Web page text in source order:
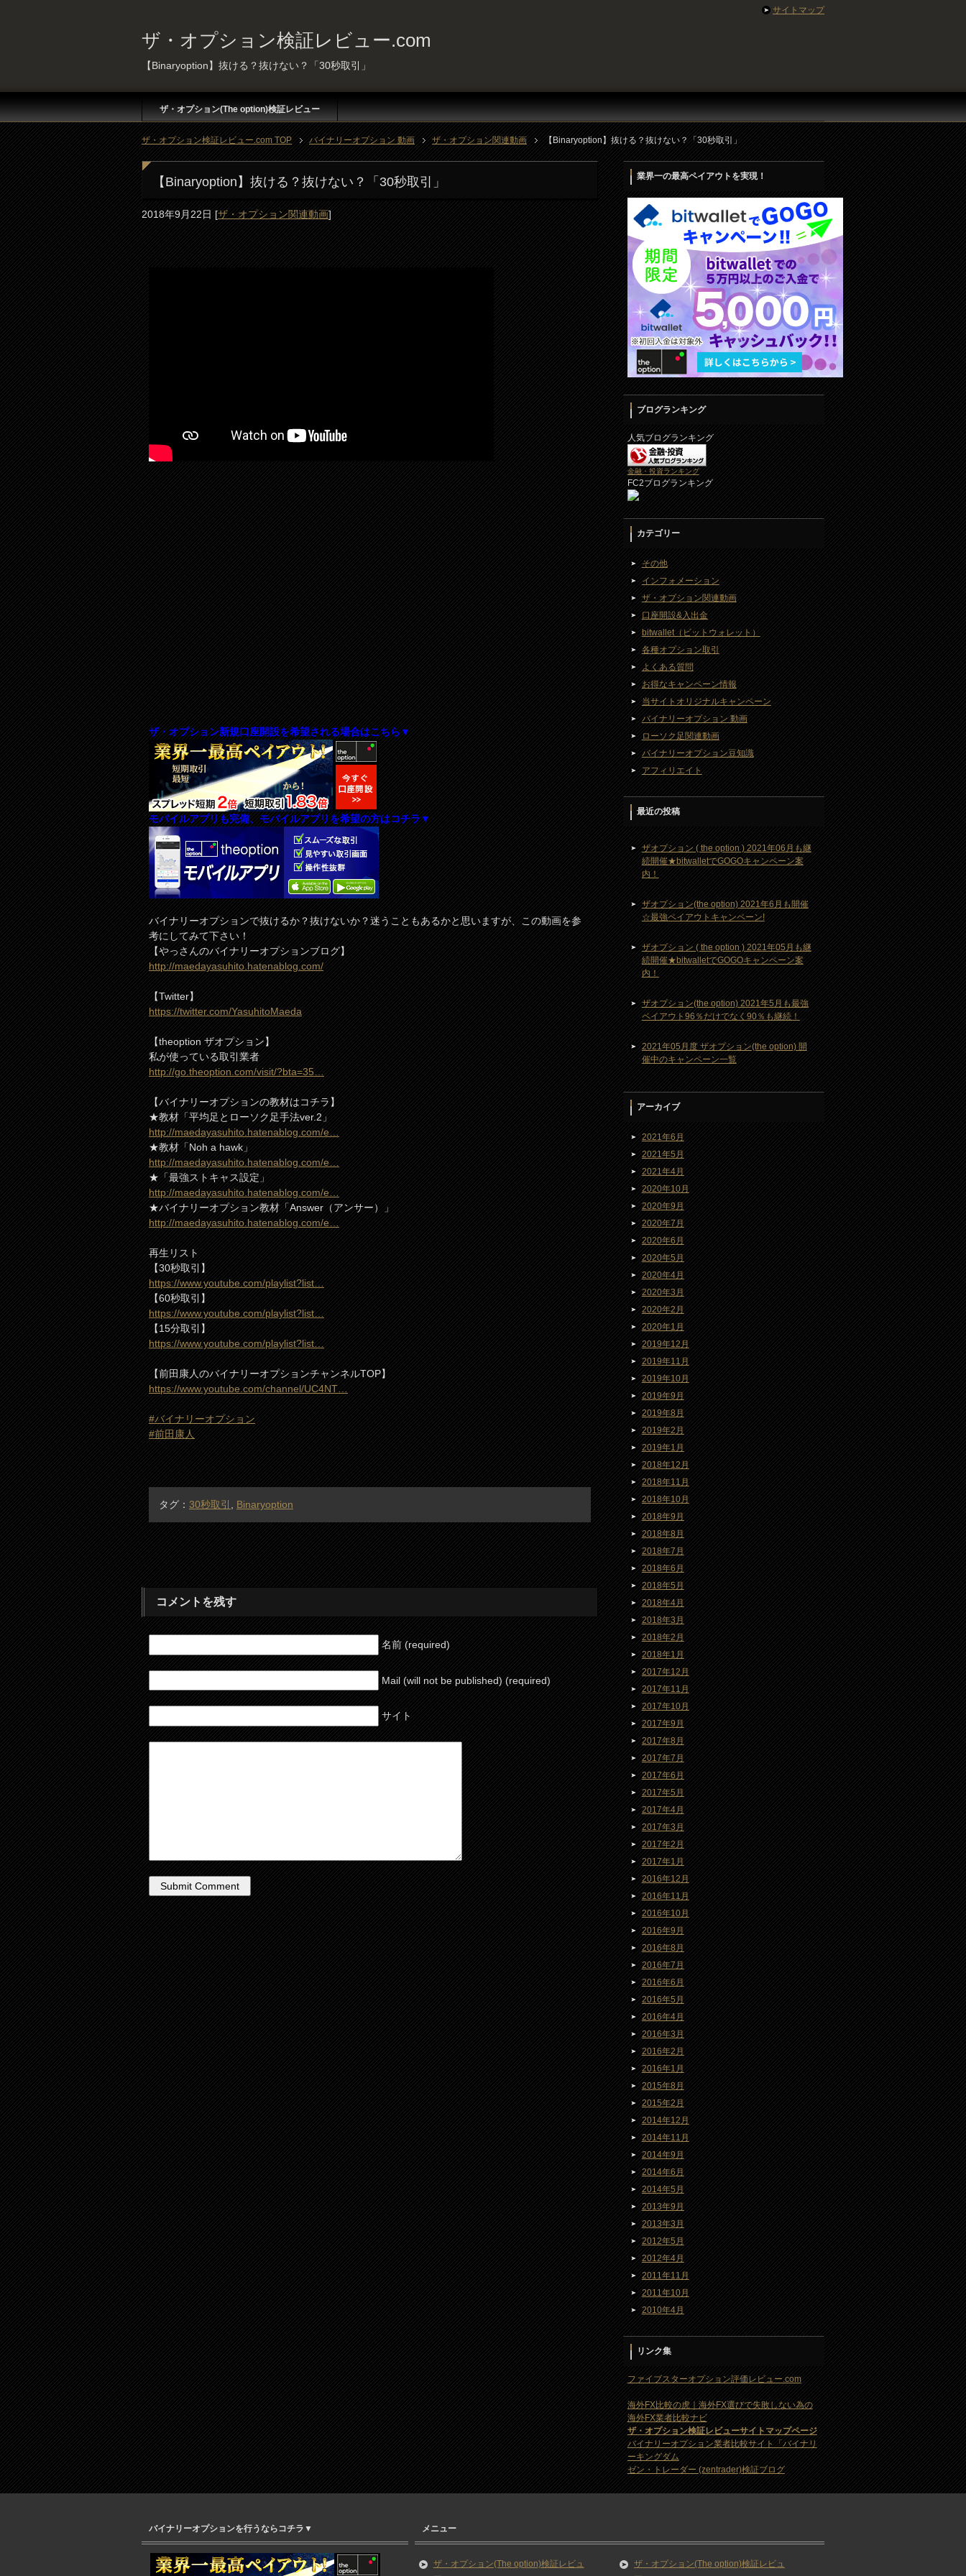
ザ・オプション検証レビュー.com
【Binaryoption】抜ける？抜けない？「30秒取引」
ザ・オプション(The option)検証レビュー
ザ・オプション検証レビュー.com TOP バイナリーオプション 動画 ザ・オプション関連動画 【Binaryoption】抜ける？抜けない？「30秒取引」
【Binaryoption】抜ける？抜けない？「30秒取引」
2018年9月22日[ザ・オプション関連動画]
ザ・オプション新規口座開設を希望される場合はこちら▼
モバイルアプリも完備、モバイルアプリを希望の方はコチラ▼
バイナリーオプションで抜けるか？抜けないか？迷うこともあるかと思いますが、この動画を参
考にしてみて下さい！
【やっさんのバイナリーオプションブログ】
http://maedayasuhito.hatenablog.com/
【Twitter】
https://twitter.com/YasuhitoMaeda
【theoption ザオプション】
私が使っている取引業者
http://go.theoption.com/visit/?bta=35…
【バイナリーオプションの教材はコチラ】
★教材「平均足とローソク足手法ver.2」
http://maedayasuhito.hatenablog.com/e…
★教材「Noh a hawk」
http://maedayasuhito.hatenablog.com/e…
★「最強ストキャス設定」
http://maedayasuhito.hatenablog.com/e…
★バイナリーオプション教材「Answer（アンサー）」
http://maedayasuhito.hatenablog.com/e…
再生リスト
【30秒取引】
https://www.youtube.com/playlist?list…
【60秒取引】
https://www.youtube.com/playlist?list…
【15分取引】
https://www.youtube.com/playlist?list…
【前田康人のバイナリーオプションチャンネルTOP】
https://www.youtube.com/channel/UC4NT…
#バイナリーオプション
#前田康人
タグ： 30秒取引 , Binaryoption
コメントを残す
名前 (required)
Mail (will not be published) (required)
サイト
業界一の最高ペイアウトを実現！
ブログランキング
人気ブログランキング
金融・投資ランキング
FC2ブログランキング
カテゴリー
その他
インフォメーション
ザ・オプション関連動画
口座開設&入出金
bitwallet（ビットウォレット）
各種オプション取引
よくある質問
お得なキャンペーン情報
当サイトオリジナルキャンペーン
バイナリーオプション 動画
ローソク足関連動画
バイナリーオプション豆知識
アフィリエイト
最近の投稿
ザオプション ( the option ) 2021年06月も継
続開催★bitwalletでGOGOキャンペーン案
内！
ザオプション(the option) 2021年6月も開催
☆最強ペイアウトキャンペーン!
ザオプション ( the option ) 2021年05月も継
続開催★bitwalletでGOGOキャンペーン案
内！
ザオプション(the option) 2021年5月も最強
ペイアウト96％だけでなく90％も継続！
2021年05月度 ザオプション(the option) 開
催中のキャンペーン一覧
アーカイブ
2021年6月
2021年5月
2021年4月
2020年10月
2020年9月
2020年7月
2020年6月
2020年5月
2020年4月
2020年3月
2020年2月
2020年1月
2019年12月
2019年11月
2019年10月
2019年9月
2019年8月
2019年2月
2019年1月
2018年12月
2018年11月
2018年10月
2018年9月
2018年8月
2018年7月
2018年6月
2018年5月
2018年4月
2018年3月
2018年2月
2018年1月
2017年12月
2017年11月
2017年10月
2017年9月
2017年8月
2017年7月
2017年6月
2017年5月
2017年4月
2017年3月
2017年2月
2017年1月
2016年12月
2016年11月
2016年10月
2016年9月
2016年8月
2016年7月
2016年6月
2016年5月
2016年4月
2016年3月
2016年2月
2016年1月
2015年8月
2015年2月
2014年12月
2014年11月
2014年9月
2014年6月
2014年5月
2013年9月
2013年3月
2012年5月
2012年4月
2011年11月
2011年10月
2010年4月
リンク集
ファイブスターオプション評価レビュー.com
海外FX比較の虎｜海外FX選びで失敗しない為の
海外FX業者比較ナビ
ザ・オプション検証レビューサイトマップページ
バイナリーオプション業者比較サイト「バイナリ
ーキングダム
ゼン・トレーダー (zentrader)検証ブログ
バイナリーオプションを行うならコチラ▼ メニュー
ザ・オプション(The option)検証レビュ
ザ・オプション(The option)検証レビュ
サイトマップ